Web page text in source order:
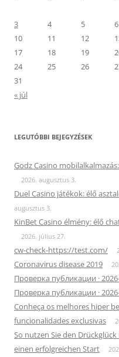
3
4 5 6
10
11 12
17
18 19
24
25 26
31
« júl
LEGUTÓBBI BEJEGYZÉSEK
Godz Casino
2026. augusztus 3.
Duel Casino játékok: élő
augusztus 3.
KinBet Casino élmény: élő
2026. július 27.
cw-check-https://test.com/
Coronavirus disease 2019
Проверка публикации ·
Проверка публикации ·
Conheça os melhores hiper
funcionalidades exclusivas
So nutzen Sie den
einen erfolgreichen Start